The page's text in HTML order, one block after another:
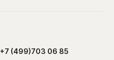
+7 (499)703 06 85